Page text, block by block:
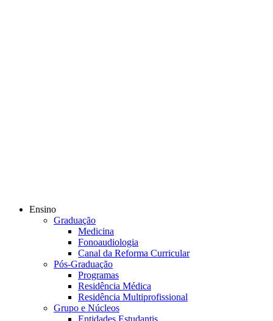
Ensino
Graduação
Medicina
Fonoaudiologia
Canal da Reforma Curricular
Pós-Graduação
Programas
Residência Médica
Residência Multiprofissional
Grupo e Núcleos
Entidades Estudantis